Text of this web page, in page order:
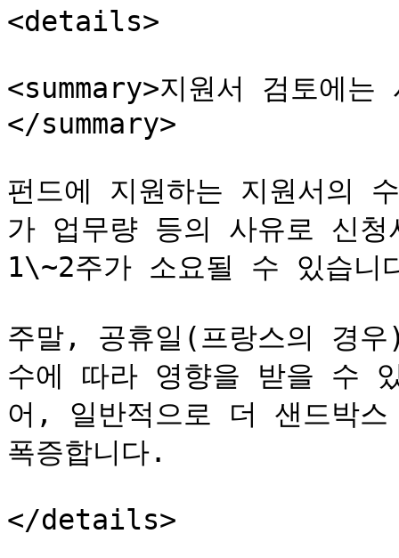
<details>
<summary>지원서 검토에
</summary>
펀드에 지원하는 지원서의
가 업무량 등의 사유로 신
1\~2주가 소요될 수 있습니
주말, 공휴일(프랑스의 경
수에 따라 영향을 받을 수
어, 일반적으로 더 샌드박
폭증합니다.
</details>